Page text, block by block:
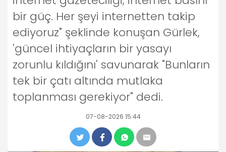
bir güç. Her şeyi internetten takip
ediyoruz" şeklinde konuşan Gürlek,
'güncel ihtiyaçların bir yasayı
zorunlu kıldığını' savunarak "Bunların
tek bir çatı altında mutlaka
toplanması gerekiyor" dedi.
07-08-2026 15:44